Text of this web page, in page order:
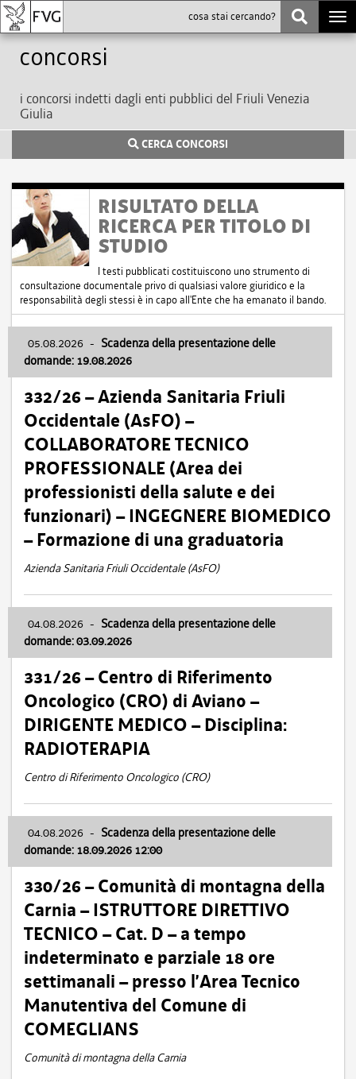
Concorsi
i concorsi indetti dagli enti pubblici del Friuli Venezia
Giulia
CERCA CONCORSI
RISULTATO DELLA
RICERCA PER TITOLO DI
STUDIO
I testi pubblicati costituiscono uno strumento di
consultazione documentale privo di qualsiasi valore giuridico e la
responsabilità degli stessi è in capo all'Ente che ha emanato il bando.
05.08.2026 - Scadenza della presentazione delle
domande: 19.08.2026
332/26 – Azienda Sanitaria Friuli
Occidentale (AsFO) –
COLLABORATORE TECNICO
PROFESSIONALE (Area dei
professionisti della salute e dei
funzionari) – INGEGNERE BIOMEDICO
– Formazione di una graduatoria
Azienda Sanitaria Friuli Occidentale (AsFO)
04.08.2026 - Scadenza della presentazione delle
domande: 03.09.2026
331/26 – Centro di Riferimento
Oncologico (CRO) di Aviano –
DIRIGENTE MEDICO – Disciplina:
RADIOTERAPIA
Centro di Riferimento Oncologico (CRO)
04.08.2026 - Scadenza della presentazione delle
domande: 18.09.2026 12:00
330/26 – Comunità di montagna della
Carnia – ISTRUTTORE DIRETTIVO
TECNICO – Cat. D – a tempo
indeterminato e parziale 18 ore
settimanali – presso l’Area Tecnico
Manutentiva del Comune di
COMEGLIANS
Comunità di montagna della Carnia